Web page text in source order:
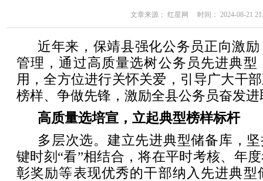
文章来源： 红星网 时间： 2024-08-21
近年来，保靖县强化公务员正向激
管理，通过高质量选树公务员先进典型
用，全方位进行关怀关爱，引导广大干
榜样、争做先锋，激励全县公务员奋发
高质量选培宣，立起典型榜样标杆
多层次选。建立先进典型储备库，
键时刻“看”相结合，将在平时考核、年
彰奖励等表现优秀的干部纳入先进典型